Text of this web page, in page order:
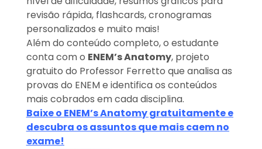
revisão rápida, flashcards, cronogramas
personalizados e muito mais!
Além do conteúdo completo, o estudante
conta com o ENEM’s Anatomy, projeto
gratuito do Professor Ferretto que analisa as
provas do ENEM e identifica os conteúdos
mais cobrados em cada disciplina.
Baixe o ENEM’s Anatomy gratuitamente e
descubra os assuntos que mais caem no
exame!